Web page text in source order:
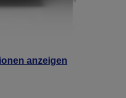
anzeigen